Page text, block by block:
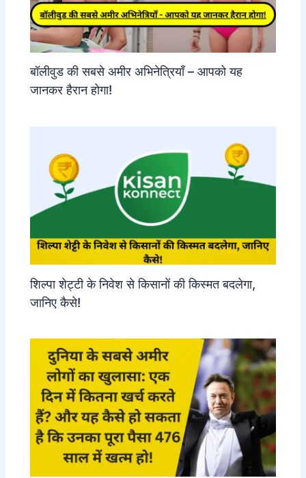
बॉलीवुड की सबसे अमीर अभिनेत्रियाँ – आपको यह
जानकर हैरान होगा!
शिल्पा शेट्टी के निवेश से किसानों की किस्मत बदलेगा,
जानिए कैसे!